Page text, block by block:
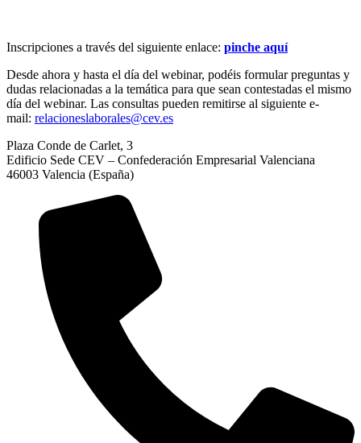
Inscripciones a través del siguiente enlace: pinche aquí
Desde ahora y hasta el día del webinar, podéis formular preguntas y
dudas relacionadas a la temática para que sean contestadas el mismo
día del webinar. Las consultas pueden remitirse al siguiente e-
mail: relacioneslaborales@cev.es
Plaza Conde de Carlet, 3
Edificio Sede CEV – Confederación Empresarial Valenciana
46003 Valencia (España)